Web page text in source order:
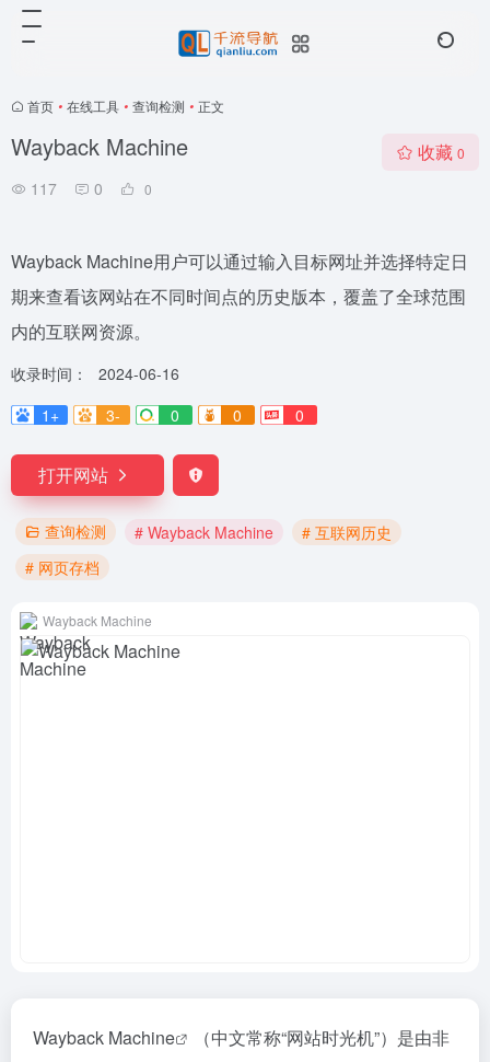
首页 • 在线工具 • 查询检测 • 正文
Wayback Machine
117 0 0
收藏 0
Wayback Machine用户可以通过输入目标网址并选择特定日
期来查看该网站在不同时间点的历史版本，覆盖了全球范围
内的互联网资源。
收录时间：
2024-06-16
1+
3- 0 0 0
打开网站
查询检测 # Wayback Machine
# 互联网历史
# 网页存档
Wayback Machine
Wayback Machine
（中文常称“网站时光机”）是由非